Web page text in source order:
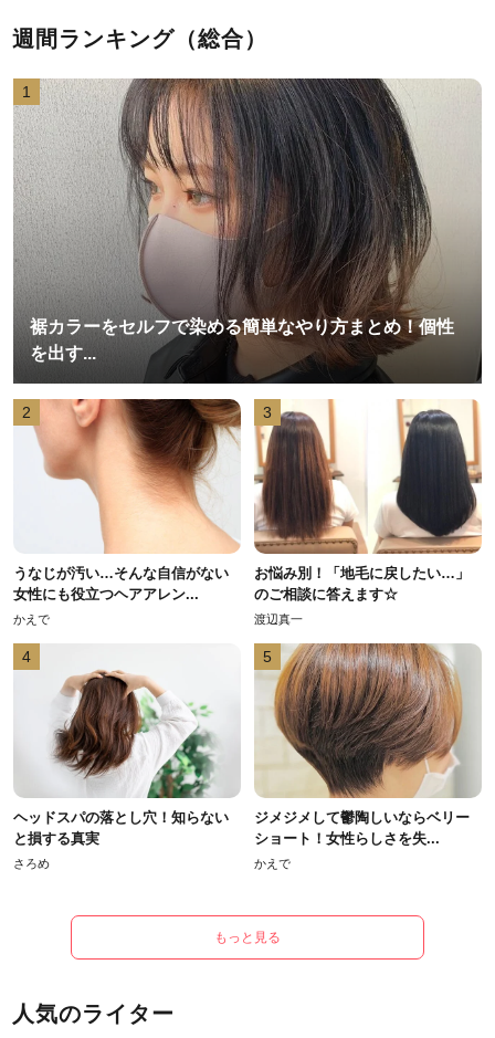
週間ランキング（総合）
1
裾カラーをセルフで染める簡単なやり方まとめ！個性
を出す...
2
うなじが汚い…そんな自信がない
女性にも役立つヘアアレン...
かえで
3
お悩み別！「地毛に戻したい…」
のご相談に答えます☆
渡辺真一
4
ヘッドスパの落とし穴！知らない
と損する真実
さろめ
5
ジメジメして鬱陶しいならベリー
ショート！女性らしさを失...
かえで
もっと見る
人気のライター